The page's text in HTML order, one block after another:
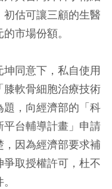
估可讓三顧的生醫
市場份額。
同意下，私自使用
軟骨細胞治療技術
，向經濟部的「科
台輔導計畫」申請
因為經濟部要求補
取授權許可，杜不